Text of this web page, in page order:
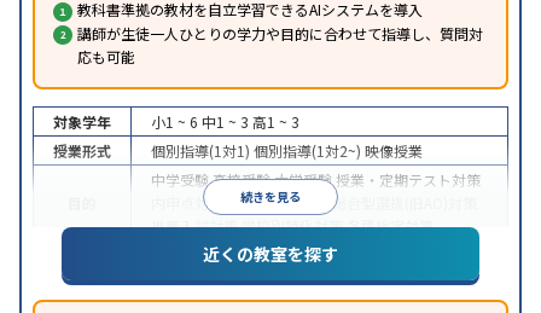
教科書準拠の教材を自立学習できるAIシステムを導入
講師が生徒一人ひとりの学力や目的に合わせて指導し、質問対
応も可能
続きを見る
対象学年 小1 ~ 6 中1 ~ 3 高1 ~ 3
授業形式
個別指導(1対1) 個別指導(1対2~) 映像授業
中学受験高校受験大学受験 授業・定期テスト対策
内申点対策
学習習慣の定着
総合型選抜(旧AO)対策
推薦入試対策学校別特化対策各種検定対策
特徴
授業の振替可能学習にPC・タブレットを利用
ライン対応1科目から受講可能季節講習のみの受講
可
近くの教室を探す